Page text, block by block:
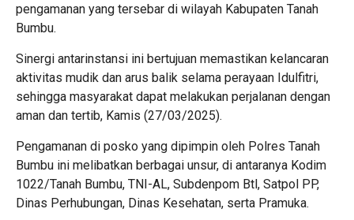
pengamanan yang tersebar di wilayah Kabupaten Tanah
Bumbu.
Sinergi antarinstansi ini bertujuan memastikan kelancaran
aktivitas mudik dan arus balik selama perayaan Idulfitri,
sehingga masyarakat dapat melakukan perjalanan dengan
aman dan tertib, Kamis (27/03/2025).
Pengamanan di posko yang dipimpin oleh Polres Tanah
Bumbu ini melibatkan berbagai unsur, di antaranya Kodim
1022/Tanah Bumbu, TNI-AL, Subdenpom Btl, Satpol PP,
Dinas Perhubungan, Dinas Kesehatan, serta Pramuka.